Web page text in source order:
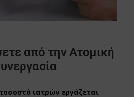
από την Ατομική
ιατρών εργάζεται